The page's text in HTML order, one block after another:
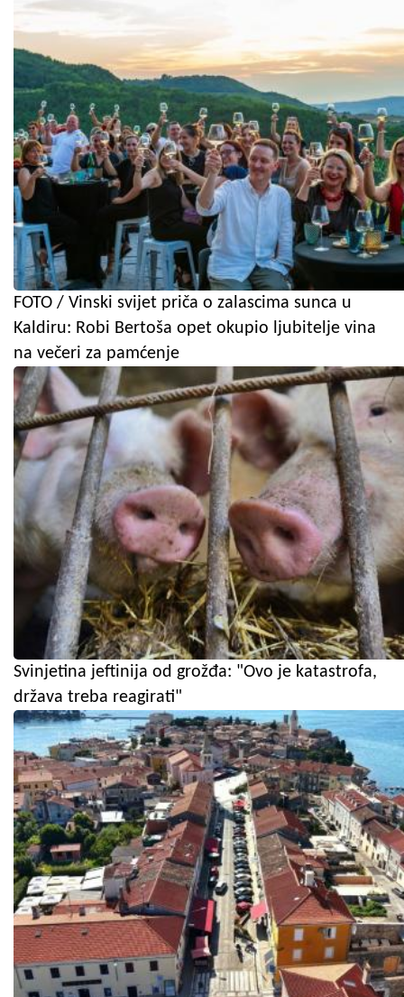
FOTO / Vinski svijet priča o zalascima sunca u
Kaldiru: Robi Bertoša opet okupio ljubitelje vina
na večeri za pamćenje
Svinjetina jeftinija od grožđa: "Ovo je katastrofa,
država treba reagirati"